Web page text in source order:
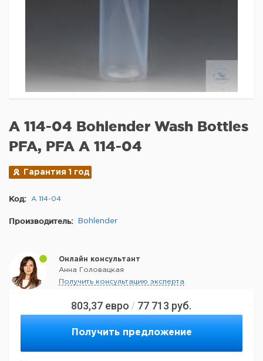
803,37 евро / 77 713 руб.
Получить предложение
A 114-04 Bohlender Wash Bottles
PFA, PFA A 114-04
Гарантия 1 год
Код: A 114-04
Производитель: Bohlender
Онлайн консультант
Анна Головацкая
Получить консультацию эксперта